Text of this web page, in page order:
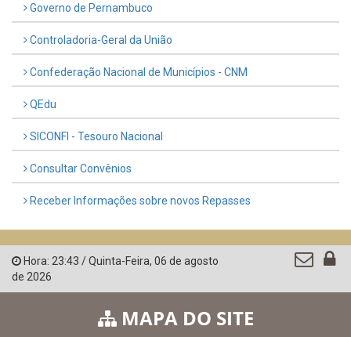
Governo de Pernambuco
Controladoria-Geral da União
Confederação Nacional de Municípios - CNM
QEdu
SICONFI - Tesouro Nacional
Consultar Convênios
Receber Informações sobre novos Repasses
Hora: 23:43 /Quinta-Feira, 06 de agosto
de 2026
MAPA DO SITE